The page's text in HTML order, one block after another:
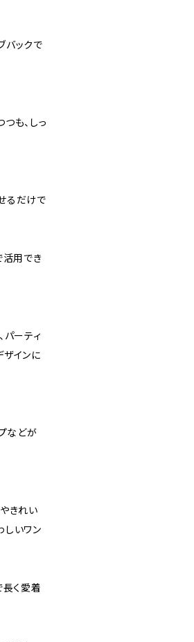
バックで
も、しっ
るだけで
活用でき
パーティ
インに
などが
きれい
しいワン
長く愛着